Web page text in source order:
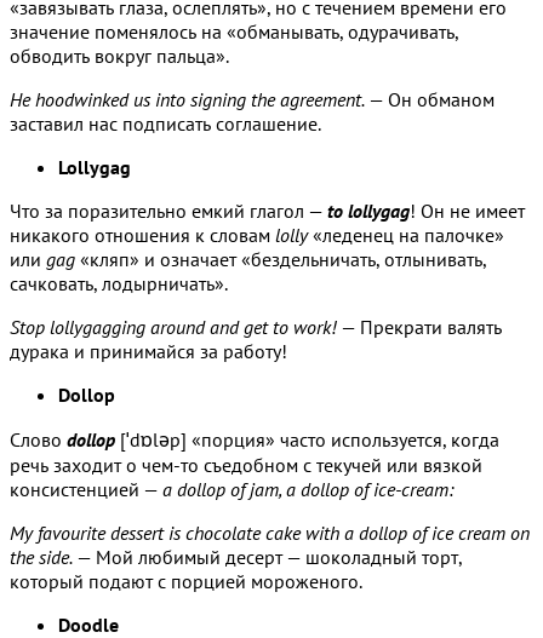
«завязывать глаза, ослеплять», но с течением времени его
значение поменялось на «обманывать, одурачивать,
обводить вокруг пальца».
He hoodwinked us into signing the agreement. — Он обманом
заставил нас подписать соглашение.
Lollygag
Что за поразительно емкий глагол — to lollygag! Он не имеет
никакого отношения к словам lolly«леденец на палочке»
или gag «кляп» и означает «бездельничать, отлынивать,
сачковать, лодырничать».
Stop lollygagging around and get to work! — Прекрати валять
дурака и принимайся за работу!
Dollop
Слово dollop [ˈdɒləp] «порция» часто используется, когда
речь заходит о чем-то съедобном с текучей или вязкой
консистенцией — a dollop of jam, a dollop of ice-cream:
My favourite dessert is chocolate cake with a dollop of ice cream on
the side. — Мой любимый десерт — шоколадный торт,
который подают с порцией мороженого.
Doodle